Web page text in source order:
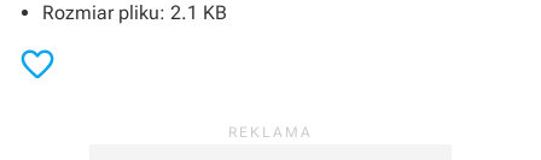
Rozmiar pliku: 2.1 KB
